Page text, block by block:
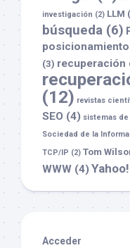
investigación (2) LLM
búsqueda (6)
(3) recuperación
(12) revistas
SEO (4) sistemas
Sociedad de la
TCP/IP (2) Tom
WWW (4)Yahoo!
Acceder